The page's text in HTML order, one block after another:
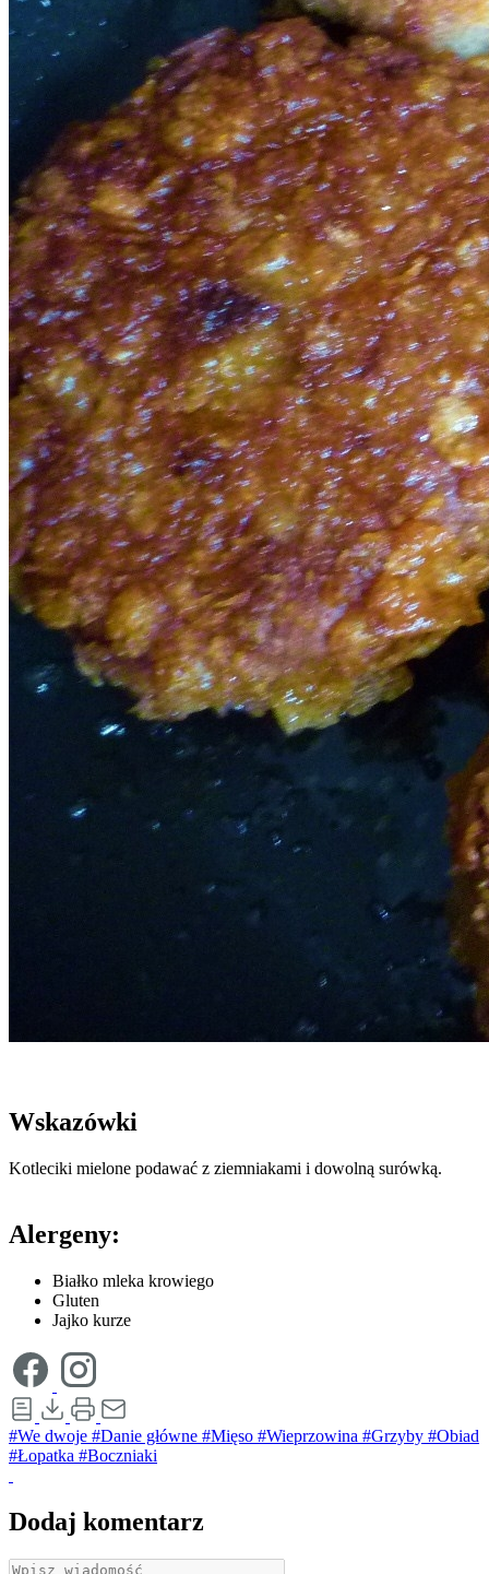
Wskazówki
Kotleciki mielone podawać z ziemniakami i dowolną surówką.
Alergeny:
Białko mleka krowiego
Gluten
Jajko kurze
#We dwoje #Danie główne #Mięso #Wieprzowina #Grzyby #Obiad
#Łopatka #Boczniaki
Dodaj komentarz